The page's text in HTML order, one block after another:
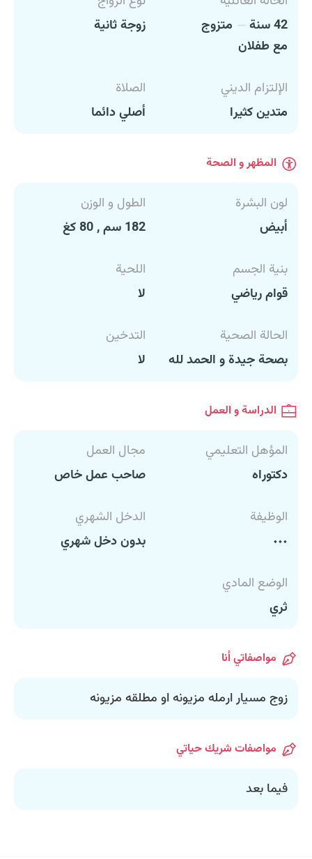
42 سنة
متزوج
مع طفلان
زوجة ثانية
الإلتزام الديني
متدين كثيرا
الصلاة
أصلي دائما
المظهر و الصحة
لون البشرة
أبيض
الطول و الوزن
182 سم , 80 كغ
بنية الجسم
قوام رياضي
اللحية
لا
الحالة الصحية
بصحة جيدة و الحمد لله
التدخين
لا
الدراسة و العمل
المؤهل التعليمي
دكتوراه
مجال العمل
صاحب عمل خاص
الوظيفة
٠٠٠
الدخل الشهري
بدون دخل شهري
الوضع المادي
ثري
مواصفاتي أنا
زوج مسيار ارمله مزيونه او مطلقه مزيونه
مواصفات شريك حياتي
فيما بعد